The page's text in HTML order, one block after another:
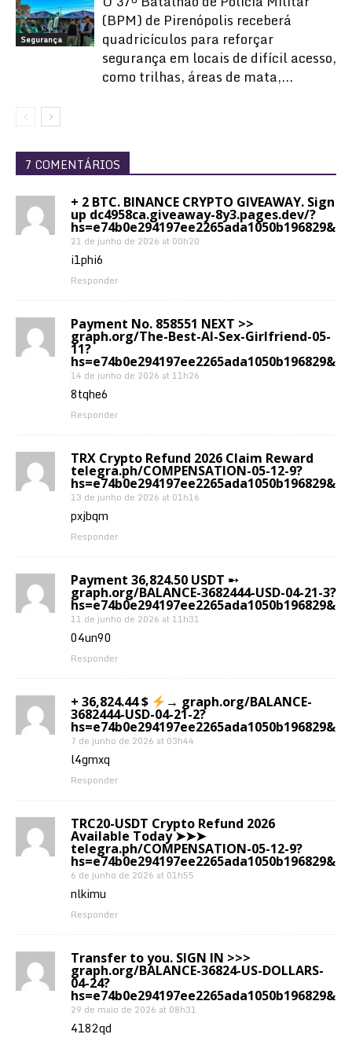
Segurança
(BPM) de Pirenópolis receberá
quadricículos para reforçar
segurança em locais de difícil acesso,
como trilhas, áreas de mata,...
7 COMENTÁRIOS
+ 2 BTC. BINANCE CRYPTO GIVEAWAY. Sign
up dc4958ca.giveaway-8y3.pages.dev/?
hs=e74b0e294197ee2265ada1050b196829&
21 de junho de 2026 at 00h20
i1phi6
Responder
Payment No. 858551 NEXT >>
graph.org/The-Best-AI-Sex-Girlfriend-05-
11?
hs=e74b0e294197ee2265ada1050b196829&
14 de junho de 2026 at 11h26
8tqhe6
Responder
TRX Crypto Refund 2026 Claim Reward
telegra.ph/COMPENSATION-05-12-9?
hs=e74b0e294197ee2265ada1050b196829&
13 de junho de 2026 at 01h16
pxjbqm
Responder
Payment 36,824.50 USDT ➸
graph.org/BALANCE-3682444-USD-04-21-3?
hs=e74b0e294197ee2265ada1050b196829&
11 de junho de 2026 at 11h31
04un90
Responder
+ 36,824.44 $ → graph.org/BALANCE-
3682444-USD-04-21-2?
hs=e74b0e294197ee2265ada1050b196829&
7 de junho de 2026 at 03h44
l4gmxq
Responder
TRC20-USDT Crypto Refund 2026
Available Today ➤➤➤
telegra.ph/COMPENSATION-05-12-9?
hs=e74b0e294197ee2265ada1050b196829&
6 de junho de 2026 at 01h55
nlkimu
Responder
Transfer to you. SIGN IN >>>
graph.org/BALANCE-36824-US-DOLLARS-
04-24?
hs=e74b0e294197ee2265ada1050b196829&
29 de maio de 2026 at 08h31
4182qd